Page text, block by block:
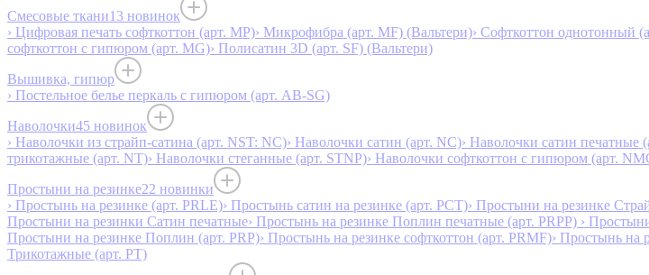
Смесовые ткани13 новинок
› Цифровая печать софткоттон (арт. MP)› Микрофибра (арт. MF) (Вальтери)› Софткоттон однотонный
софткоттон с гипюром (арт. MG)› Полисатин 3D (арт. SF) (Вальтери)
Вышивка, гипюр
› Постельное белье перкаль с гипюром (арт. AB-SG)
Наволочки45 новинок
› Наволочки из страйп-сатина (арт. NST: NC)› Наволочки сатин (арт. NC)› Наволочки сатин печатные
трикотажные (арт. NT)› Наволочки стеганные (арт. STNP)› Наволочки софткоттон с гипюром (арт.
Простыни на резинке22 новинки
› Простынь на резинке (арт. PRLE)› Простынь сатин на резинке (арт. PCT)› Простыни на резинке
Простыни на резинки Сатин печатные› Простынь на резинке Поплин печатные (арт. PRPP) ›
Простыни на резинке Поплин (арт. PRP)› Простынь на резинке софткоттон (арт. PRMF)› Простынь на
Трикотажные (арт. РТ)